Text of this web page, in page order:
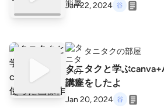
Jan 22, 2024
タニタクの部屋
タニタクと学ぶ
講座をしたよ
Jan 20, 2024